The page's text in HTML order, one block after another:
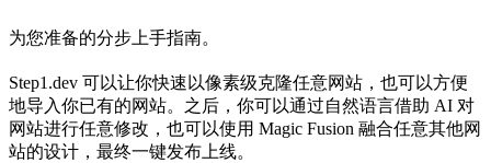
为您准备的分步上手指南。
Step1.dev 可以让你快速以像素级克隆任意网站，也可以方便
地导入你已有的网站。之后，你可以通过自然语言借助 AI 对
网站进行任意修改，也可以使用 Magic Fusion 融合任意其他网
站的设计，最终一键发布上线。